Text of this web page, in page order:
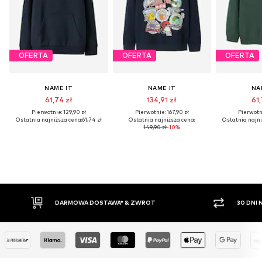
OFERTA
NAME IT
61,74 zł
Pierwotnie: 129,90 zł
Ostatnia najniższa cena:61,74 zł
OFERTA
NAME IT
134,91 zł
Pierwotnie: 167,90 zł
Ostatnia najniższa cena:
149,90 zł-10%
OFERTA
Ostatnia
DARMOWA DOSTAWA* & ZWROT 30 DNI